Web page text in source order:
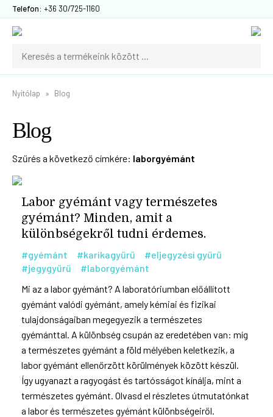
Telefon: +36 30/725-1160
Nyitólap Blog
Blog
Szűrés a következő címkére: laborgyémánt
Labor gyémánt vagy természetes
gyémánt? Minden, amit a
különbségekről tudni érdemes.
#gyémánt #karikagyűrű
#eljegyzési gyűrű
#jegygyűrű
#laborgyémánt
Mi az a labor gyémánt? A laboratóriumban előállított
gyémánt valódi gyémánt, amely kémiai és fizikai
tulajdonságaiban megegyezik a természetes
gyémánttal. A különbség csupán az eredetében van: míg
a természetes gyémánt a föld mélyében keletkezik, a
labor gyémánt ellenőrzött körülmények között készül.
Így ugyanazt a ragyogást és tartósságot kínálja, mint a
természetes gyémánt. Olvasd el részletes útmutatónkat
a labor és természetes gyémánt különbségeiről.